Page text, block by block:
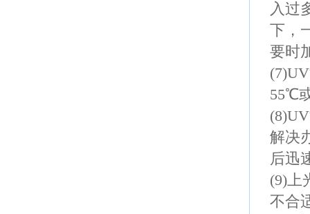
入过
下，
要时
(7)UV
55℃
(8)UV
解决
后迅
(9)上
不合